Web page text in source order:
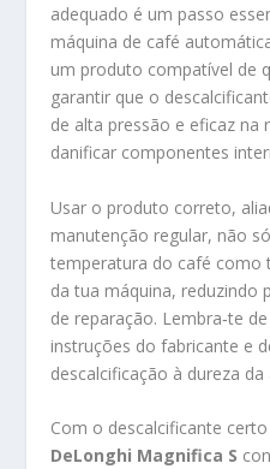
adequado é um passo
máquina de café
um produto compatível de
garantir que o
de alta pressão e eficaz na
danificar componentes
Usar o produto correto,
manutenção regular, não
temperatura do café como
da tua máquina, reduzindo
de reparação. Lembra‑te
instruções do fabricante e
descalcificação à dureza
Com o descalcificante
DeLonghi Magnifica S